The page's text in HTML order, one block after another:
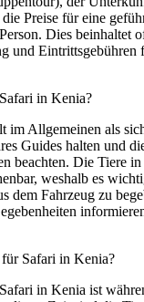
Preise für eine
Dies beinhaltet
und Eintrittsgebühren
in Kenia?
im Allgemeinen als
Guides halten und
beachten. Die Tiere
weshalb es
dem Fahrzeug zu
Safari in Kenia?
in Kenia ist